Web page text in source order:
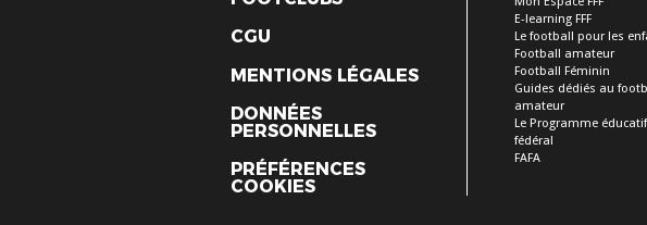
CGU
MENTIONS LÉGALES
DONNÉES
PERSONNELLES
PRÉFÉRENCES
COOKIES
E-learning FFF
Le football pour les
Football amateur
Football Féminin
Guides dédiés au
amateur
Le Programme éducatif
fédéral
FAFA